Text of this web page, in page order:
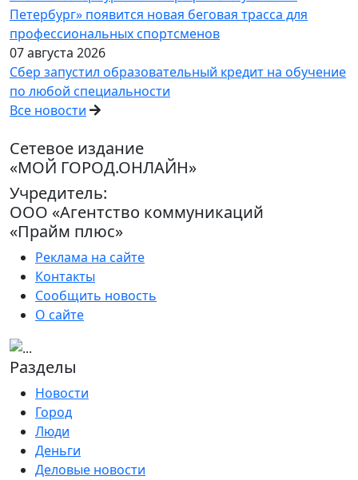
Петербург» появится новая беговая трасса для
профессиональных спортсменов
07 августа 2026
Сбер запустил образовательный кредит на обучение
по любой специальности
Все новости
Сетевое издание
«МОЙ ГОРОД.ОНЛАЙН»
Учредитель:
ООО «Агентство коммуникаций
«Прайм плюс»
Реклама на сайте
Контакты
Сообщить новость
О сайте
Разделы
Новости
Город
Люди
Деньги
Деловые новости